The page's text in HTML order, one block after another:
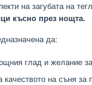
на загубата на
късно през нощта.
да:
глад и желание
качеството на съня за